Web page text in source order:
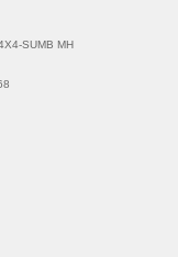
SUMB MH